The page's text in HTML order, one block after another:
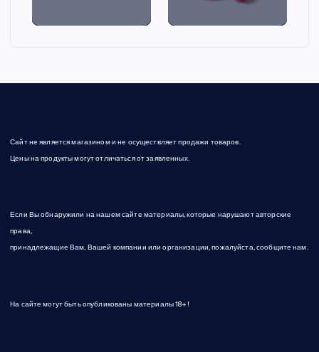
Сайт не является магазином и не осуществляет продажи товаров.
Цены на продукты могут отличаться от заявленных.
Если Вы обнаружили на нашем сайте материалы, которые нарушают авторские
права,
принадлежащие Вам, Вашей компании или организации, пожалуйста, сообщите нам.
На сайте могут быть опубликованы материалы 18+!